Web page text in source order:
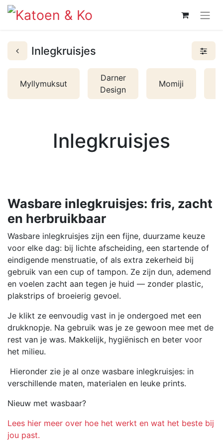
Inlegkruisjes
Myllymuksut
Darner
Design
Momiji
Inlegkruisjes
Wasbare inlegkruisjes: fris, zacht
en herbruikbaar
Wasbare inlegkruisjes zijn een fijne, duurzame keuze
voor elke dag: bij lichte afscheiding, een startende of
eindigende menstruatie, of als extra zekerheid bij
gebruik van een cup of tampon. Ze zijn dun, ademend
en voelen zacht aan tegen je huid — zonder plastic,
plakstrips of broeierig gevoel.
Je klikt ze eenvoudig vast in je ondergoed met een
drukknopje. Na gebruik was je ze gewoon mee met de
rest van je was. Makkelijk, hygiënisch en beter voor
het milieu.
Hieronder zie je al onze wasbare inlegkruisjes: in
verschillende maten, materialen en leuke prints.
Nieuw met wasbaar?
Lees hier meer over hoe het werkt en wat het beste bij
jou past.